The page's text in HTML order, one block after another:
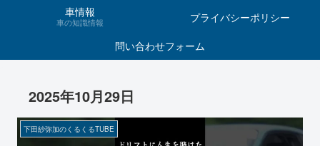
車情報
車の知識情報
プライバシーポリシー
問い合わせフォーム
2025年10月29日
下田紗弥加のくるくるTUBE